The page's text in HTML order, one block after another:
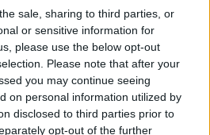
sale, sharing to third parties, or
or sensitive information for
please use the below opt-out
Please note that after your
you may continue seeing
on personal information utilized by
disclosed to third parties prior to
opt-out of the further
το ΣτΕ για
για τις υπογραφές το
του νέου Μητροπολιτικού
οποίο θα φέρει την